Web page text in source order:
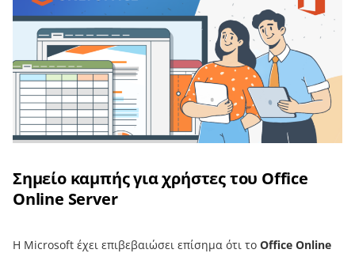
Σημείο καμπής για χρήστες του Office
Online Server
Η Microsoft έχει επιβεβαιώσει επίσημα ότι το Office Online